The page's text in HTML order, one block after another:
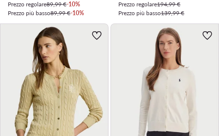
Prezzo regolare89,99 €-10%
Prezzo più basso89,99 €-10%
Prezzo regolare194,99 €
Prezzo più basso139,99 €